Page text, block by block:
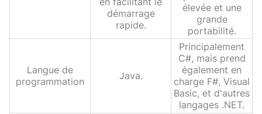
démarrage
rapide.
élevée et une
grande
portabilité.
Langue de
programmation
Java.
Principalement
C#, mais prend
également en
charge F#, Visual
Basic, et d'autres
langages .NET.